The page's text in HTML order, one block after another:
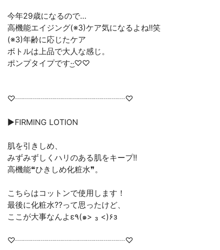
今年29歳になるので…
高機能エイジング(※3)ケア気になるよね!!笑
(※3)年齢に応じたケア
ボトルは上品で大人な感じ。
ポンプタイプです·͜·♡♡
♡┈┈┈┈┈┈┈┈┈┈┈┈┈┈♡
▶FIRMING LOTION
肌を引きしめ、
みずみずしくハリのある肌をキープ!!
高機能❝ひきしめ化粧水❞。
こちらはコットンで使用します！
最後に化粧水??って思ったけど、
ここが大事なんよε٩(๑> ₃ <)۶з
♡┈┈┈┈┈┈┈┈┈┈┈┈┈┈♡